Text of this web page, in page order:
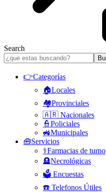
Search
👉Categorías
🏠Locales
🏘️Provinciales
🇦🇷 Nacionales
👮Policiales
🚜Municipales
🧰Servicios
⚕️Farmacias de turno
🪦Necrológicas
🗳️ Encuestas
☎️ Telefonos Útiles